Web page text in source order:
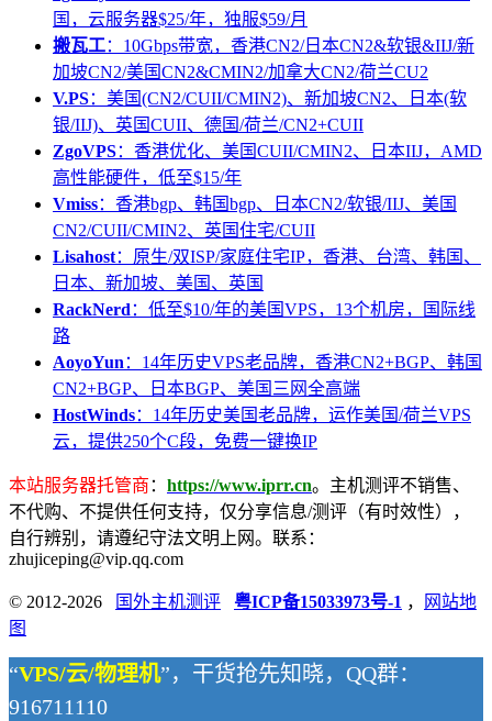
国，云服务器$25/年，独服$59/月
搬瓦工：10Gbps带宽，香港CN2/日本CN2&软银&IIJ/新
加坡CN2/美国CN2&CMIN2/加拿大CN2/荷兰CU2
V.PS：美国(CN2/CUII/CMIN2)、新加坡CN2、日本(软
银/IIJ)、英国CUII、德国/荷兰/CN2+CUII
ZgoVPS：香港优化、美国CUII/CMIN2、日本IIJ，AMD
高性能硬件，低至$15/年
Vmiss：香港bgp、韩国bgp、日本CN2/软银/IIJ、美国
CN2/CUII/CMIN2、英国住宅/CUII
Lisahost：原生/双ISP/家庭住宅IP，香港、台湾、韩国、
日本、新加坡、美国、英国
RackNerd ：低至$10/年的美国VPS，13个机房，国际线
路
AoyoYun ：14年历史VPS老品牌，香港CN2+BGP、韩国
CN2+BGP、日本BGP、美国三网全高端
HostWinds：14年历史美国老品牌，运作美国/荷兰VPS
云，提供250个C段，免费一键换IP
本站服务器托管商 ： https://www.iprr.cn。主机测评不销售、
不代购、不提供任何支持，仅分享信息/测评（有时效性），
自行辨别，请遵纪守法文明上网。联系：
zhujiceping@vip.qq.com
© 2012-2026 国外主机测评 粤ICP备15033973号-1 ，
网站地
图
“VPS/云/物理机”，干货抢先知晓，QQ群：
916711110